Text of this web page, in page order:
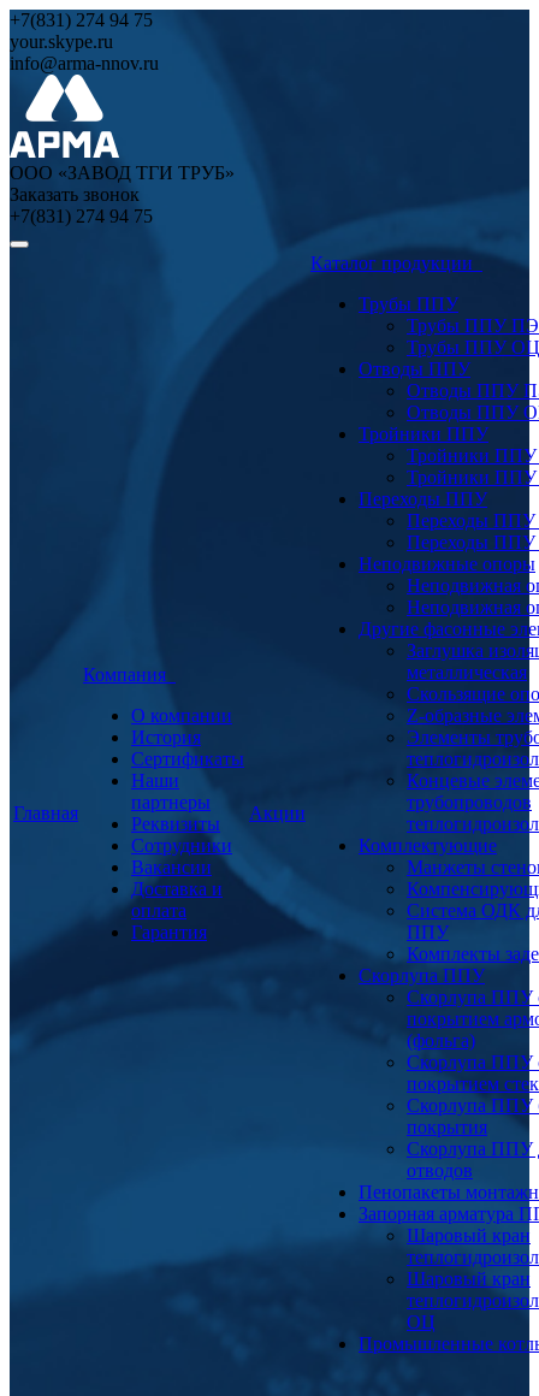
+7(831) 274 94 75
your.skype.ru
info@arma-nnov.ru
ООО «ЗАВОД ТГИ ТРУБ»
Заказать звонок
+7(831) 274 94 75
Главная
Компания
О компании
История
Сертификаты
Наши
партнеры
Реквизиты
Сотрудники
Вакансии
Доставка и
оплата
Гарантия
Акции
Каталог продукции
Трубы ППУ
Трубы ППУ ПЭ
Трубы ППУ ОЦ
Отводы ППУ
Отводы ППУ
Отводы ППУ
Тройники ППУ
Тройники
Тройники
Переходы ППУ
Переходы
Переходы
Неподвижные опоры
Неподвижная
Неподвижная
Другие фасонные
Заглушка
металлическая
Скользящие
Z-образные
Элементы
Концевые
трубопроводов
Комплектующие
Манжеты
Система ОДК
ППУ
Комплекты
Скорлупа ППУ
Скорлупа ППУ
покрытием
(фольга)
Скорлупа ППУ
покрытием
Скорлупа ППУ
покрытия
Скорлупа ППУ
отводов
Пенопакеты
Запорная арматура
Шаровый кран
Шаровый кран
ОЦ
Промышленные